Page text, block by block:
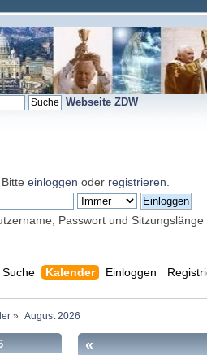
Webseite ZDW
. Bitte einloggen oder registrieren
Passwort und Sitzungslänge
Suche Kalender Einloggen
» August 2026
«